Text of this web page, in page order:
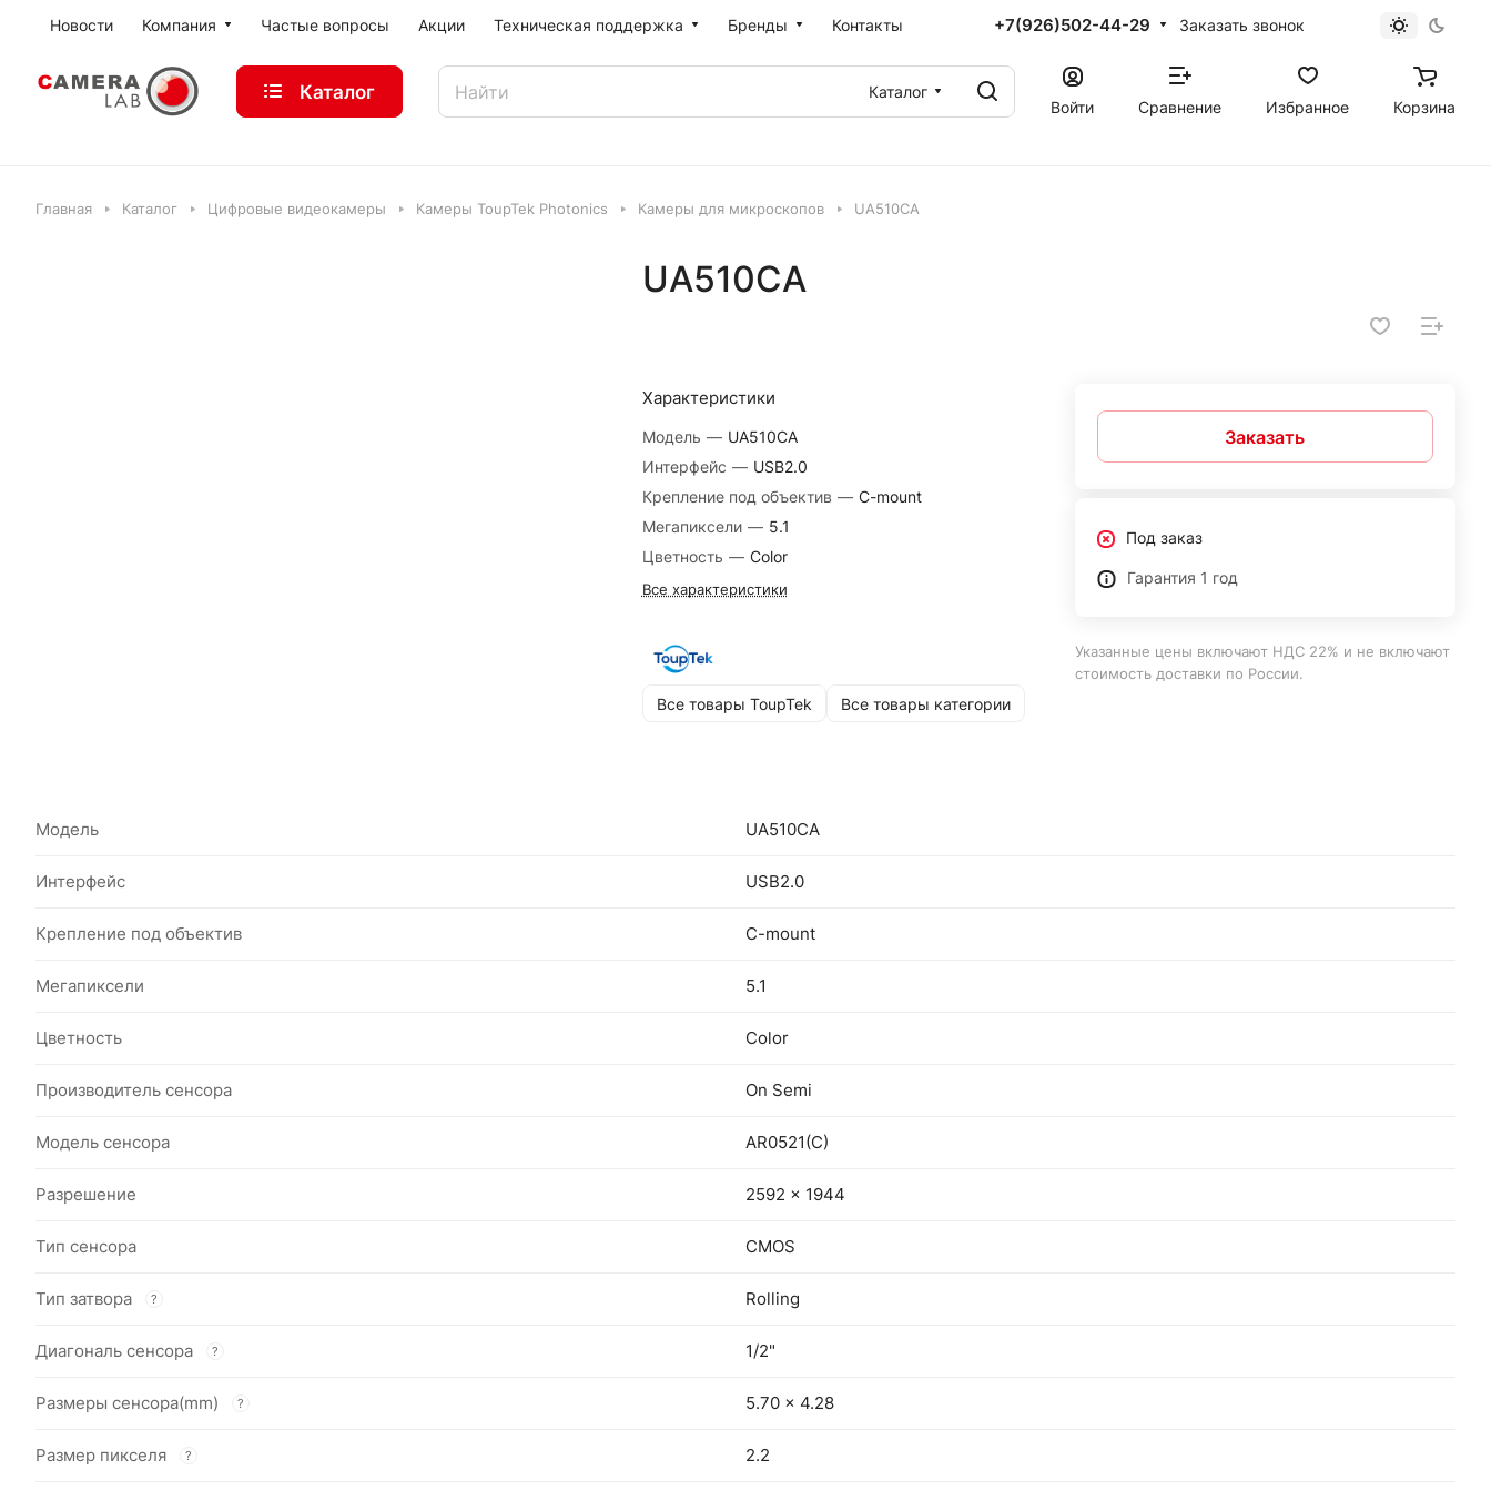
Новости Компания Частые вопросы Акции Техническая поддержка Бренды Контакты +7(926)502-44-29 Заказать звонок
Каталог
Каталог
Войти
Сравнение Избранное Корзина
Главная Каталог Цифровые видеокамеры Камеры ToupTek Photonics Камеры для микроскопов UA510CA
UA510CA
Характеристики
Модель — UA510CA
Интерфейс — USB2.0
Крепление под объектив — C-mount
Мегапиксели — 5.1
Цветность — Color
Все характеристики
Все товары ToupTek Все товары категории
Заказать
Под заказ
Гарантия 1 год
Указанные цены включают НДС 22% и не включают
стоимость доставки по России.
Модель UA510CA
Интерфейс USB2.0
Крепление под объектив C-mount
Мегапиксели 5.1
Цветность Color
Производитель сенсора On Semi
Модель сенсора AR0521(C)
Разрешение 2592 × 1944
Тип сенсора CMOS
Тип затвора ? Rolling
Диагональ сенсора ? 1/2"
Размеры сенсора(mm) ? 5.70 × 4.28
Размер пикселя ? 2.2